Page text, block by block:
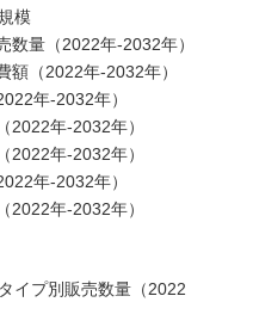
模
数量（2022年-2032年）
額（2022年-2032年）
年-2032年）
2022年-2032年）
2022年-2032年）
年-2032年）
2022年-2032年）
イプ別販売数量（2022